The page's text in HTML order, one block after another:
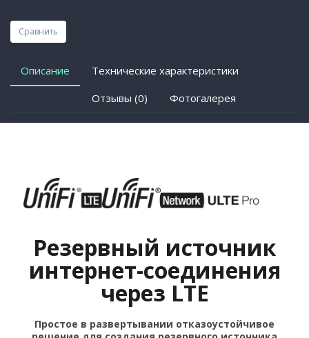
Сравнить
Описание
Технические характеристики
Отзывы (0)
Фотогалерея
Резервный источник
интернет-соединения
через LTE
Простое в развертывании отказоустойчивое